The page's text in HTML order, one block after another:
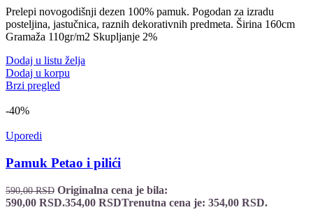
Prelepi novogodišnji dezen 100% pamuk. Pogodan za izradu
posteljina, jastučnica, raznih dekorativnih predmeta. Širina 160cm
Gramaža 110gr/m2 Skupljanje 2%
Dodaj u listu želja
Dodaj u korpu
Brzi pregled
-40%
Uporedi
Pamuk Petao i pilići
590,00RSD Originalna cena je bila:
590,00 RSD.354,00 RSDTrenutna cena je: 354,00 RSD.